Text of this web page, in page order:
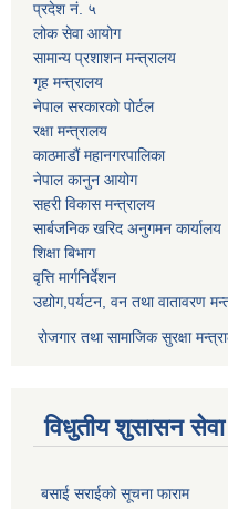
प्रदेश नं. ५
लोक सेवा आयोग
सामान्य प्रशाशन मन्त्रालय
गृह मन्त्रालय
नेपाल सरकारको पोर्टल
रक्षा मन्त्रालय
काठमाडौं महानगरपालिका
नेपाल कानुन आयोग
सहरी विकास मन्त्रालय
सार्बजनिक खरिद अनुगमन कार्यालय
शिक्षा बिभाग
वृत्ति मार्गनिर्देशन
उद्योग,पर्यटन, वन तथा वातावरण
रोजगार तथा सामाजिक सुरक्षा
विधुतीय शुसासन सेवा
बसाई सराईको सूचना फाराम